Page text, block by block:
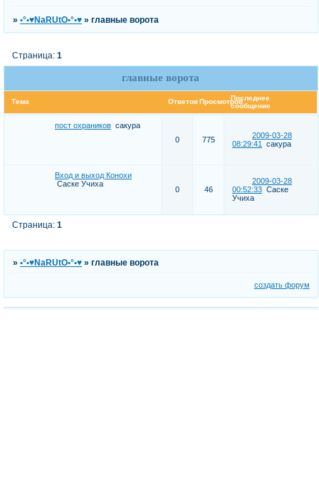
»•°•♥NaRUtO•°•♥ »главные ворота
главные ворота
Страница:1
Тема ОтветовПросмотровПоследнее
сообщение
пост охраников сакура
0
775
2009-03-28
08:29:41
сакура
Вход и выход Конохи
Саске Учиха
0 46
2009-03-28
00:52:33 Саске
Учиха
Страница:1
»•°•♥NaRUtO•°•♥ »главные ворота
создать форум